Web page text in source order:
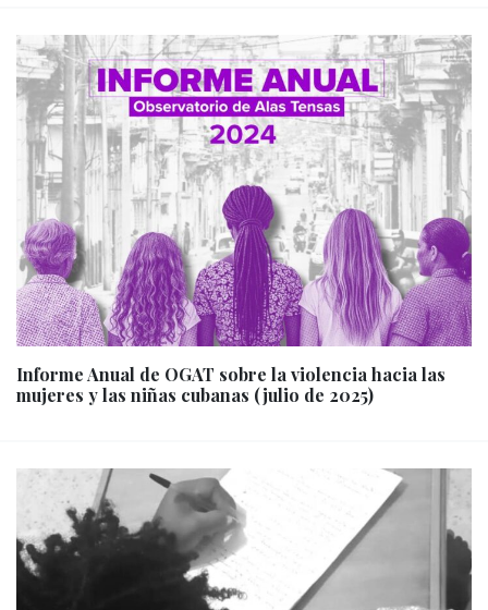
Informe Anual de OGAT sobre la violencia hacia las
mujeres y las niñas cubanas (julio de 2025)